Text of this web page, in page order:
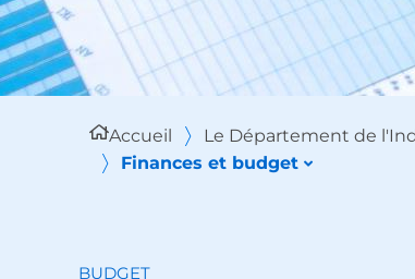
Accueil Le Département de
Finances et budget
BUDGET